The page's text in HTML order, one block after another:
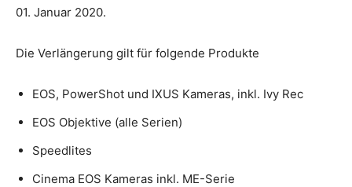
01. Januar 2020.
Die Verlängerung gilt für folgende Produkte
EOS, PowerShot und IXUS Kameras, inkl. Ivy Rec
EOS Objektive (alle Serien)
Speedlites
Cinema EOS Kameras inkl. ME-Serie